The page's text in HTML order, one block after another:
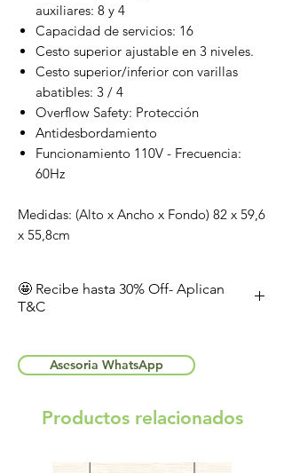
auxiliares: 8 y 4
Capacidad de servicios: 16
Cesto superior ajustable en 3 niveles.
Cesto superior/inferior con varillas
abatibles: 3 / 4
Overflow Safety: Protección
Antidesbordamiento
Funcionamiento 110V - Frecuencia:
60Hz
Medidas: (Alto x Ancho x Fondo) 82 x 59,6
x 55,8cm
🤩 Recibe hasta 30% Off- Aplican
T&C
hasta 28 de agosto 2026 o hasta agotar
Asesoria WhatsApp
Productos relacionados